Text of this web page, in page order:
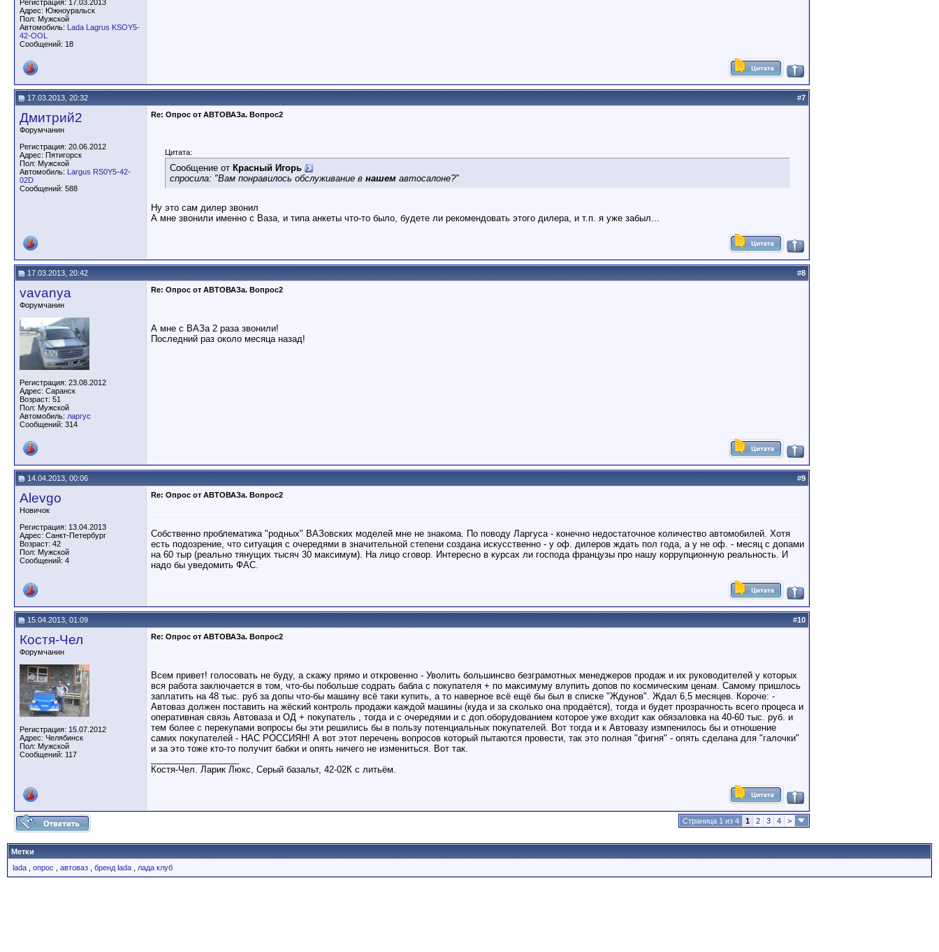
Регистрация: 17.03.2013
Адрес: Южноуральск
Пол: Мужской
Автомобиль: Lada Lagrus KSOY5-
42-OOL
Сообщений: 18
17.03.2013, 20:32 #7
Дмитрий2
Форумчанин
Регистрация: 20.06.2012
Адрес: Пятигорск
Пол: Мужской
Автомобиль: Largus RS0Y5-42-
02D
Сообщений: 588
Re: Опрос от АВТОВАЗа. Вопрос2
Цитата:
Сообщение от Красный Игорь
спросила: "Вам понравилось обслуживание в нашем автосалоне?"
Ну это сам дилер звонил
А мне звонили именно с Ваза, и типа анкеты что-то было, будете ли рекомендовать этого дилера, и т.п. я уже забыл...
17.03.2013, 20:42 #8
vavanya
Форумчанин
Регистрация: 23.08.2012
Адрес: Саранск
Возраст: 51
Пол: Мужской
Автомобиль: ларгус
Сообщений: 314
Re: Опрос от АВТОВАЗа. Вопрос2
А мне с ВАЗа 2 раза звонили!
Последний раз около месяца назад!
14.04.2013, 00:06 #9
Alevgo
Новичок
Регистрация: 13.04.2013
Адрес: Санкт-Петербург
Возраст: 42
Пол: Мужской
Сообщений: 4
Re: Опрос от АВТОВАЗа. Вопрос2
Собственно проблематика "родных" ВАЗовских моделей мне не знакома. По поводу Ларгуса - конечно недостаточное количество автомобилей. Хотя
есть подозрение, что ситуация с очередями в значительной степени создана искусственно - у оф. дилеров ждать пол года, а у не оф. - месяц с допами
на 60 тыр (реально тянущих тысяч 30 максимум). На лицо сговор. Интересно в курсах ли господа французы про нашу коррупционную реальность. И
надо бы уведомить ФАС.
15.04.2013, 01:09 #10
Костя-Чел
Форумчанин
Регистрация: 15.07.2012
Адрес: Челябинск
Пол: Мужской
Сообщений: 117
Re: Опрос от АВТОВАЗа. Вопрос2
Всем привет! голосовать не буду, а скажу прямо и откровенно - Уволить большинсво безграмотных менеджеров продаж и их руководителей у которых
вся работа заключается в том, что-бы побольше содрать бабла с покупателя + по максимуму влупить допов по космическим ценам. Самому пришлось
заплатить на 48 тыс. руб за допы что-бы машину всё таки купить, а то наверное всё ещё бы был в списке "Ждунов". Ждал 6,5 месяцев. Короче: -
Автоваз должен поставить на жёский контроль продажи каждой машины (куда и за сколько она продаётся), тогда и будет прозрачность всего процеса и
оперативная связь Автоваза и ОД + покупатель , тогда и с очередями и с доп.оборудованием которое уже входит как обязаловка на 40-60 тыс. руб. и
тем более с перекупами вопросы бы эти решились бы в пользу потенциальных покупателей. Вот тогда и к Автовазу измпенилось бы и отношение
самих покупателей - НАС РОССИЯН! А вот этот перечень вопросов который пытаются провести, так это полная "фигня" - опять сделана для "галочки"
и за это тоже кто-то получит бабки и опять ничего не измениться. Вот так.
Костя-Чел. Ларик Люкс, Серый базальт, 42-02К c литьём.
Страница 1 из 4 1 2 3 4 >
Метки
lada
опрос автоваз бренд lada лада клуб